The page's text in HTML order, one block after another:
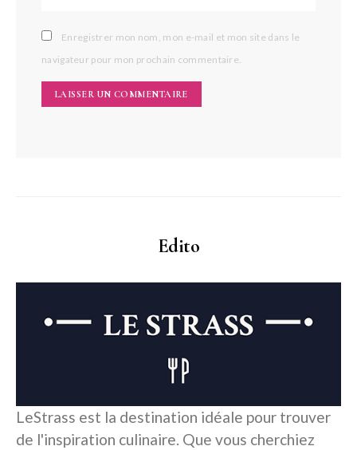
Enregistrer mon nom, mon e-mail et mon site dans le
navigateur pour mon prochain commentaire.
Edito
LeStrass est la destination idéale pour trouver
de l'inspiration culinaire. Que vous cherchiez